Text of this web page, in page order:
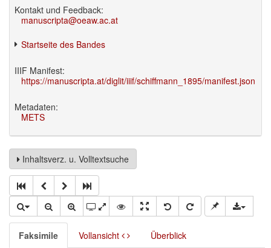
Kontakt und Feedback:
manuscripta@oeaw.ac.at
Startseite des Bandes
IIIF Manifest:
https://manuscripta.at/diglit/iiif/schiffmann_1895/manifest.json
Metadaten:
METS
Inhaltsverz. u. Volltextsuche
Faksimile Vollansicht Überblick